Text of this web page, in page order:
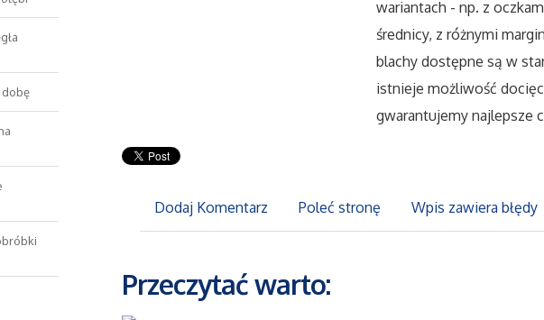
dobę
wariantach - np. z
średnicy, z różnymi
blachy dostępne są w
istnieje możliwość
gwarantujemy najlepsze
Dodaj Komentarz Poleć stronę Wpis zawiera błędy
Przeczytać warto: